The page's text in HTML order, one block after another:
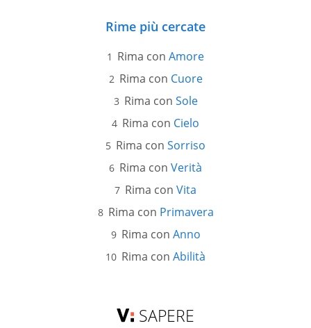
Rime più cercate
Rima con Amore
Rima con Cuore
Rima con Sole
Rima con Cielo
Rima con Sorriso
Rima con Verità
Rima con Vita
Rima con Primavera
Rima con Anno
Rima con Abilità
SAPERE